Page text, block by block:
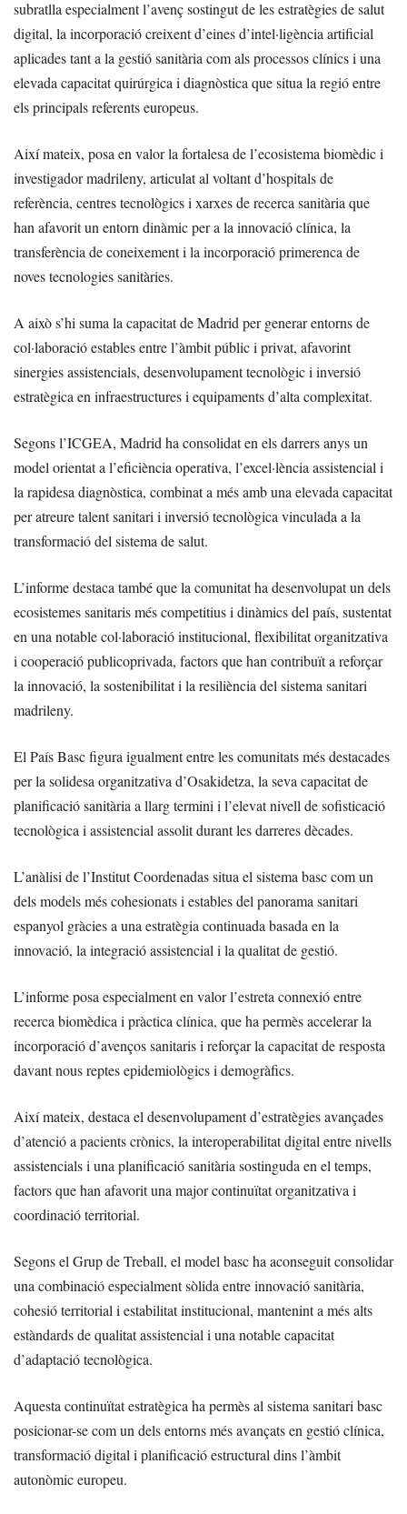
subratlla especialment l’avenç sostingut de les estratègies de salut
digital, la incorporació creixent d’eines d’intel·ligència artificial
aplicades tant a la gestió sanitària com als processos clínics i una
elevada capacitat quirúrgica i diagnòstica que situa la regió entre
els principals referents europeus.
Així mateix, posa en valor la fortalesa de l’ecosistema biomèdic i
investigador madrileny, articulat al voltant d’hospitals de
referència, centres tecnològics i xarxes de recerca sanitària que
han afavorit un entorn dinàmic per a la innovació clínica, la
transferència de coneixement i la incorporació primerenca de
noves tecnologies sanitàries.
A això s’hi suma la capacitat de Madrid per generar entorns de
col·laboració estables entre l’àmbit públic i privat, afavorint
sinergies assistencials, desenvolupament tecnològic i inversió
estratègica en infraestructures i equipaments d’alta complexitat.
Segons l’ICGEA, Madrid ha consolidat en els darrers anys un
model orientat a l’eficiència operativa, l’excel·lència assistencial i
la rapidesa diagnòstica, combinat a més amb una elevada capacitat
per atreure talent sanitari i inversió tecnològica vinculada a la
transformació del sistema de salut.
L’informe destaca també que la comunitat ha desenvolupat un dels
ecosistemes sanitaris més competitius i dinàmics del país, sustentat
en una notable col·laboració institucional, flexibilitat organitzativa
i cooperació publicoprivada, factors que han contribuït a reforçar
la innovació, la sostenibilitat i la resiliència del sistema sanitari
madrileny.
El País Basc figura igualment entre les comunitats més destacades
per la solidesa organitzativa d’Osakidetza, la seva capacitat de
planificació sanitària a llarg termini i l’elevat nivell de sofisticació
tecnològica i assistencial assolit durant les darreres dècades.
L’anàlisi de l’Institut Coordenadas situa el sistema basc com un
dels models més cohesionats i estables del panorama sanitari
espanyol gràcies a una estratègia continuada basada en la
innovació, la integració assistencial i la qualitat de gestió.
L’informe posa especialment en valor l’estreta connexió entre
recerca biomèdica i pràctica clínica, que ha permès accelerar la
incorporació d’avenços sanitaris i reforçar la capacitat de resposta
davant nous reptes epidemiològics i demogràfics.
Així mateix, destaca el desenvolupament d’estratègies avançades
d’atenció a pacients crònics, la interoperabilitat digital entre nivells
assistencials i una planificació sanitària sostinguda en el temps,
factors que han afavorit una major continuïtat organitzativa i
coordinació territorial.
Segons el Grup de Treball, el model basc ha aconseguit consolidar
una combinació especialment sòlida entre innovació sanitària,
cohesió territorial i estabilitat institucional, mantenint a més alts
estàndards de qualitat assistencial i una notable capacitat
d’adaptació tecnològica.
Aquesta continuïtat estratègica ha permès al sistema sanitari basc
posicionar-se com un dels entorns més avançats en gestió clínica,
transformació digital i planificació estructural dins l’àmbit
autonòmic europeu.